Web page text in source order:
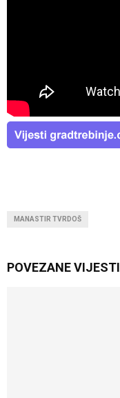
MANASTIR TVRDOŠ
POVEZANE VIJESTI